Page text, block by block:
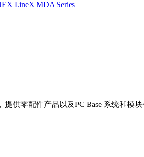
LineX MDA Series
供零配件产品以及PC Base 系统和模